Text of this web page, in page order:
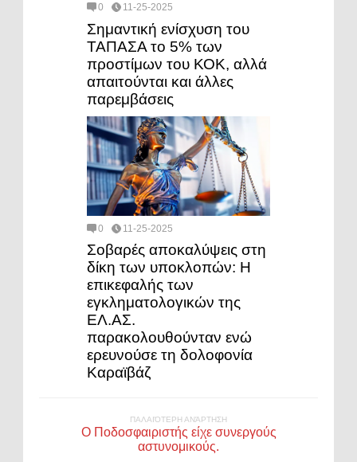
0 11-25-2025
Σημαντική ενίσχυση του
ΤΑΠΑΣΑ το 5% των
προστίμων του ΚΟΚ, αλλά
απαιτούνται και άλλες
παρεμβάσεις
0 11-25-2025
Σοβαρές αποκαλύψεις στη
δίκη των υποκλοπών: Η
επικεφαλής των
εγκληματολογικών της
ΕΛ.ΑΣ.
παρακολουθούνταν ενώ
ερευνούσε τη δολοφονία
Καραϊβάζ
ΠΑΛΑΙΌΤΕΡΗ ΑΝΆΡΤΗΣΗ
Ο Ποδοσφαιριστής είχε συνεργούς
αστυνομικούς.